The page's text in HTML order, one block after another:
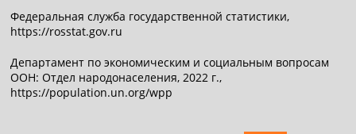
Федеральная служба государственной статистики,
https://rosstat.gov.ru
Департамент по экономическим и социальным вопросам
ООН: Отдел народонаселения, 2022 г.,
https://population.un.org/wpp